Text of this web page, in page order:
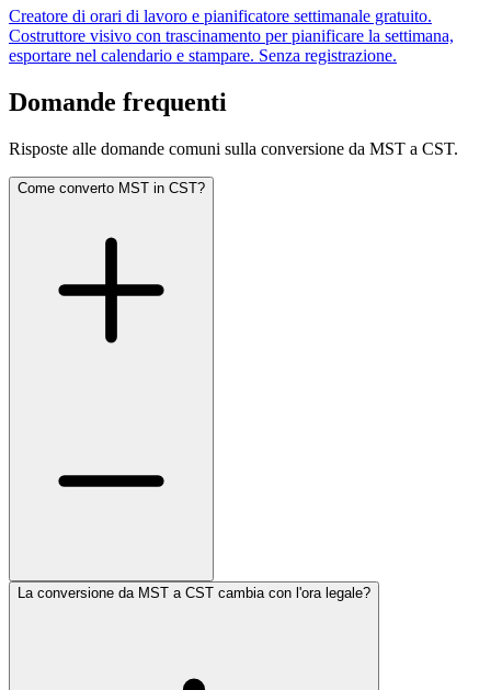
Creatore di orari di lavoro e pianificatore settimanale gratuito.
Costruttore visivo con trascinamento per pianificare la settimana,
esportare nel calendario e stampare. Senza registrazione.
Domande frequenti
Risposte alle domande comuni sulla conversione da MST a CST.
Come converto MST in CST?
La conversione da MST a CST cambia con l'ora legale?